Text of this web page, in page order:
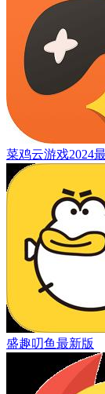
菜鸡云游戏2024
盛趣叨鱼最新版